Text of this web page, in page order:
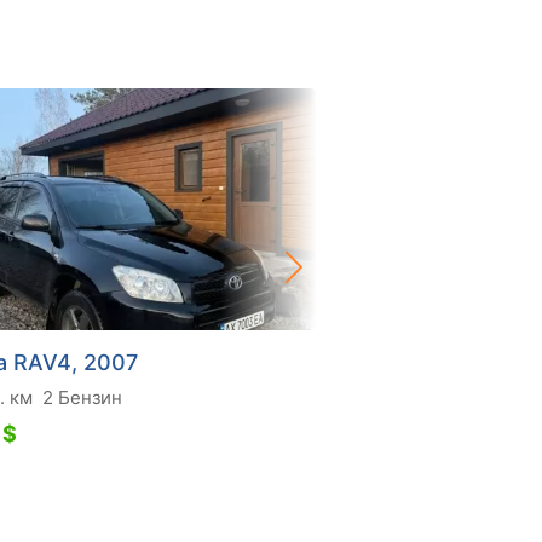
RAV4, 2007
км 2 Бензин